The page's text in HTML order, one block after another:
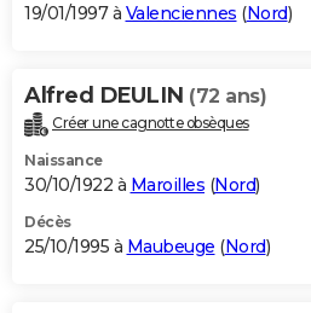
19/01/1997 à Valenciennes (Nord)
Alfred DEULIN (72 ans)
Créer une cagnotte obsèques
Naissance
30/10/1922 à Maroilles (Nord)
Décès
25/10/1995 à Maubeuge (Nord)